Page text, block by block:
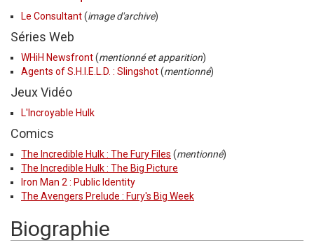
Le Consultant(image d'archive)
Séries Web
WHiH Newsfront(mentionné et apparition)
Agents of S.H.I.E.L.D. : Slingshot(mentionné)
Jeux Vidéo
L'Incroyable Hulk
Comics
The Incredible Hulk : The Fury Files (mentionné)
The Incredible Hulk : The Big Picture
Iron Man 2 : Public Identity
The Avengers Prelude : Fury's Big Week
Biographie